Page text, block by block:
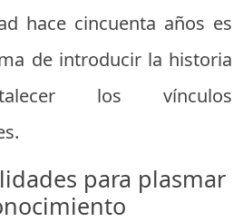
hace cincuenta años es
de introducir la historia
los vínculos
para plasmar